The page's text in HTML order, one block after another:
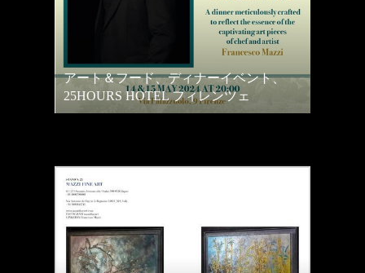
アート＆フード、ディナーイベント、
25HOURS HOTEL フィレンツェ